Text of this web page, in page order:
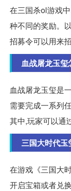
在三国杀ol游戏
种不同的奖励。
招募令可以用来
血战屠龙玉玺
血战屠龙玉玺是
需要完成一系列
其中,玩家可以通
三国大时代玉
在游戏《三国大
开启宝箱或者兑